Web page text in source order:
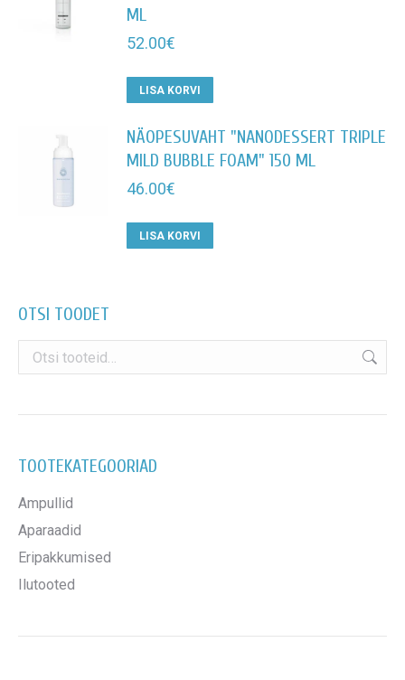
teha
ML
52.00€
LISA KORVI
NÄOPESUVAHT "NANODESSERT TRIPLE
MILD BUBBLE FOAM" 150 ML
46.00€
LISA KORVI
OTSI TOODET
TOOTEKATEGOORIAD
Ampullid
Aparaadid
Eripakkumised
Ilutooted